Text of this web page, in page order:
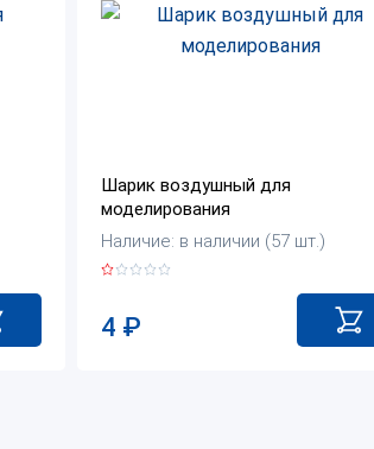
Шарик воздушный для
моделирования
Наличие: в наличии (57 шт.)
4 ₽